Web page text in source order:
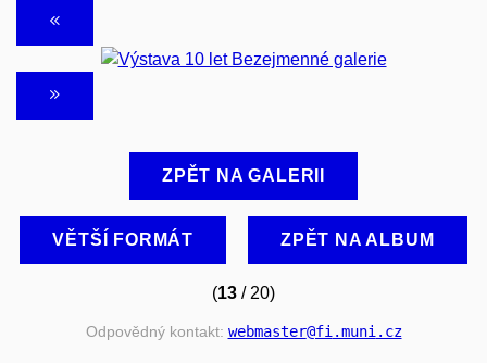
ZPĚT NA GALERII
VĚTŠÍ FORMÁT ZPĚT NA ALBUM
(13 / 20)
Odpovědný kontakt: webmaster@fi.muni.cz